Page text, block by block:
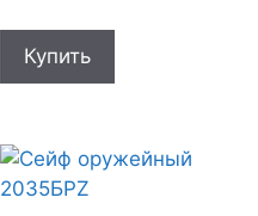
Купить